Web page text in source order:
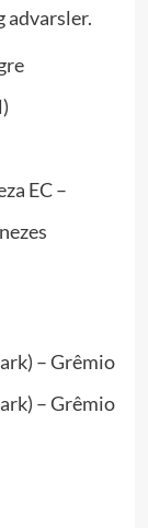
advarsler.
EC –
– Grêmio
– Grêmio